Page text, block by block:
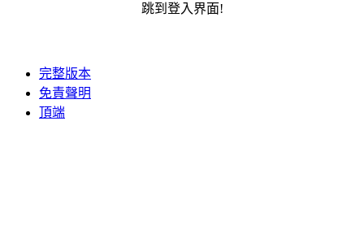
跳到登入界面!
完整版本
免責聲明
頂端